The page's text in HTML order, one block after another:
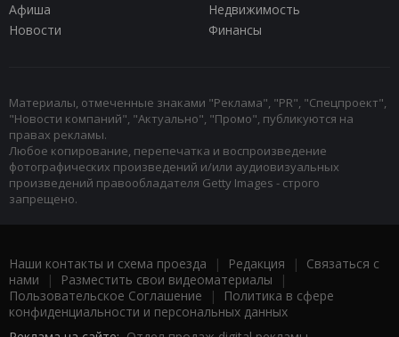
Афиша
Недвижимость
Новости
Финансы
Материалы, отмеченные знаками "Реклама", "PR", "Спецпроект",
"Новости компаний", "Актуально", "Промо", публикуются на
правах рекламы.
Любое копирование, перепечатка и воспроизведение
фотографических произведений и/или аудиовизуальных
произведений правообладателя Getty Images - строго
запрещено.
Наши контакты и схема проезда | Редакция | Связаться с
нами | Разместить свои видеоматериалы |
Пользовательское Соглашение |
Политика в сфере
конфиденциальности и персональных данных